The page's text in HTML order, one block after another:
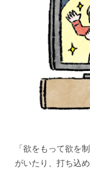
「欲をもって欲を
がいたり、打ち込